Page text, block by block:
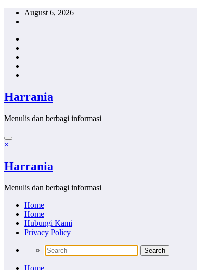
Skip
August 6, 2026
Harrania
Menulis dan berbagi informasi
×
Harrania
Menulis dan berbagi informasi
Home
Home
Hubungi Kami
Privacy Policy
Home